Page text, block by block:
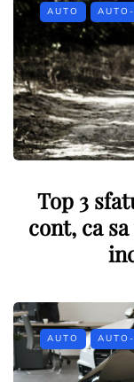
AUTO
Top 3
cont, ca
AUTO